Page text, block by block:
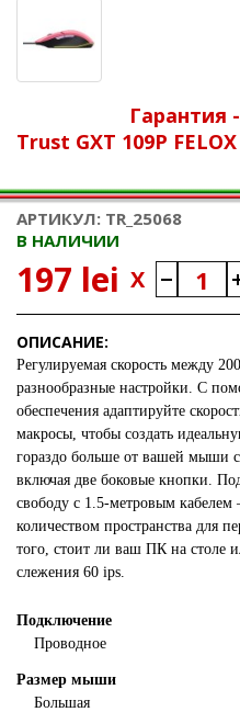
Гарантия
Trust GXT 109P
АРТИКУЛ: TR_25068
В НАЛИЧИИ
197 lei X
ОПИСАНИЕ:
Регулируемая скорость между
разнообразные настройки. С
обеспечения адаптируйте
макросы, чтобы создать
гораздо больше от вашей мыши
включая две боковые кнопки.
свободу с 1.5-метровым кабелем
количеством пространства для
того, стоит ли ваш ПК на столе
слежения 60 ips.
Подключение
Проводное
Размер мыши
Большая